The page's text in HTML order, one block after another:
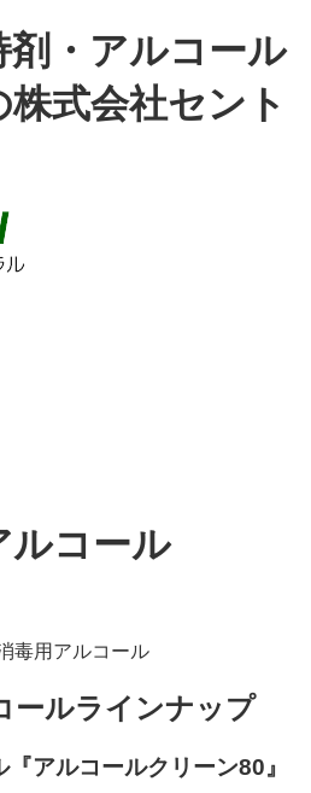
剤・アルコール
式会社セント
ルコール
毒用アルコール
ールラインナップ
アルコールクリーン80』